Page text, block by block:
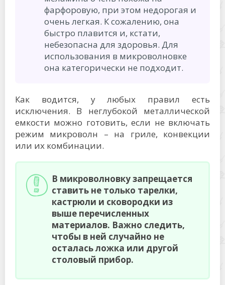
фарфоровую, при этом недорогая и
очень легкая. К сожалению, она
быстро плавится и, кстати,
небезопасна для здоровья. Для
использования в микроволновке
она категорически не подходит.
Как водится, у любых правил есть
исключения. В неглубокой металлической
емкости можно готовить, если не включать
режим микроволн – на гриле, конвекции
или их комбинации.
В микроволновку запрещается
ставить не только тарелки,
кастрюли и сковородки из
выше перечисленных
материалов. Важно следить,
чтобы в ней случайно не
осталась ложка или другой
столовый прибор.